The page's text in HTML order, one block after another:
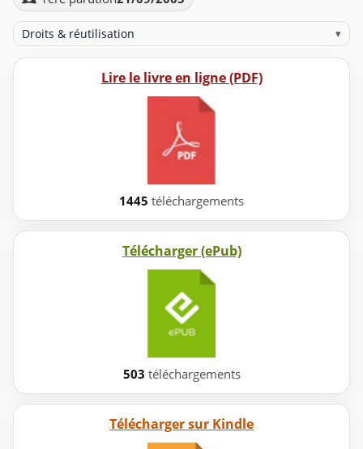
Droits & réutilisation ▾
Lire le livre en ligne (PDF)
1445 téléchargements
Télécharger (ePub)
503 téléchargements
Télécharger sur Kindle